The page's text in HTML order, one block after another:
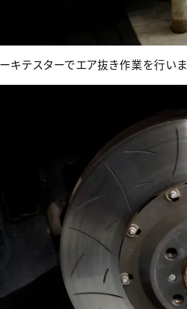
キテスターでエア抜き作業を行いま